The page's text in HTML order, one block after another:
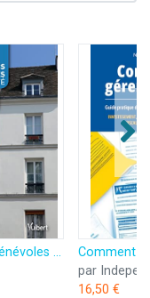
Les syndics bénévoles en copropriété: Maîtriser les aspects juridiques, comptables, financiers… et satisfaire les obligations d’hygiène et de sécurité d’une copropriété
16,50 €